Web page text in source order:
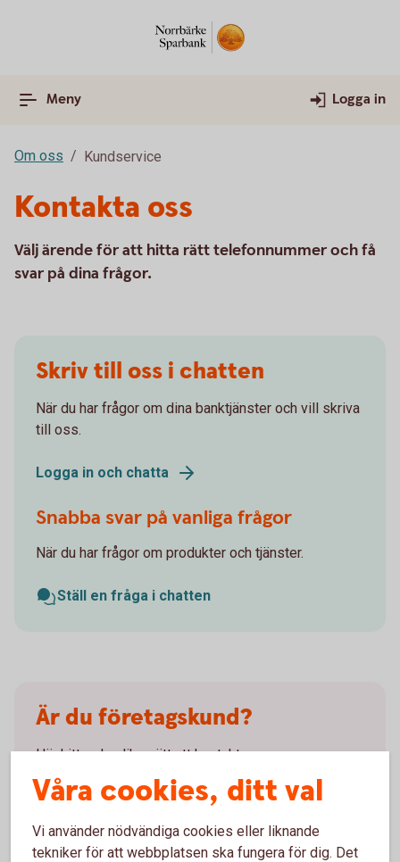
Meny Logga in
Om oss Kundservice
Kontakta oss
Välj ärende för att hitta rätt telefonnummer och få
svar på dina frågor.
Skriv till oss i chatten
När du har frågor om dina banktjänster och vill skriva
till oss.
Logga in och chatta
Snabba svar på vanliga frågor
När du har frågor om produkter och tjänster.
Ställ en fråga i chatten
Är du företagskund?
Här hittar du olika sätt att kontakta oss.
Kontakta oss
Våra cookies, ditt val
Vi använder nödvändiga cookies eller liknande
tekniker för att webbplatsen ska fungera för dig. Det